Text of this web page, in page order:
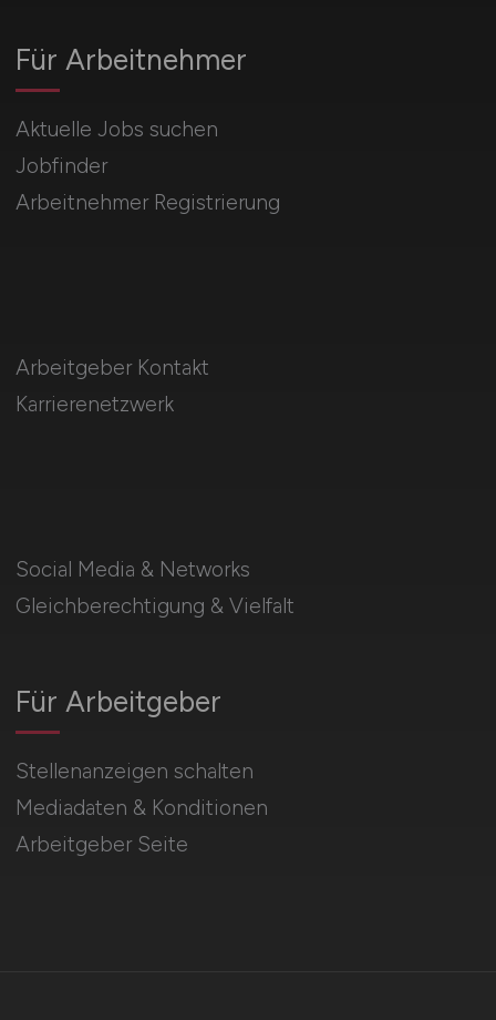
Für Arbeitnehmer
Aktuelle Jobs suchen
Jobfinder
Arbeitnehmer Registrierung
Social Media & Networks
Gleichberechtigung & Vielfalt
Für Arbeitgeber
Stellenanzeigen schalten
Mediadaten & Konditionen
Arbeitgeber Seite
Arbeitgeber Kontakt
Karrierenetzwerk